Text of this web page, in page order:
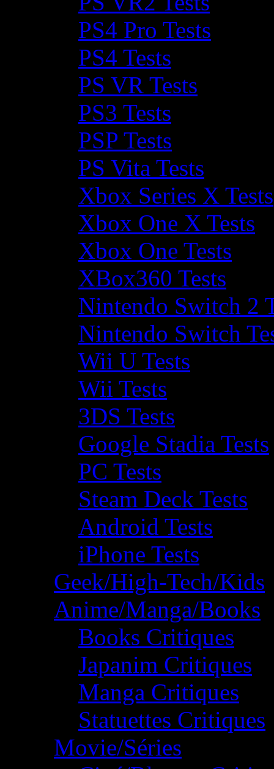
PS4 Pro Tests
PS4 Tests
PS VR Tests
PS3 Tests
PSP Tests
PS Vita Tests
Xbox Series X Tests
Xbox One X Tests
Xbox One Tests
XBox360 Tests
Nintendo Switch 2
Nintendo Switch
Wii U Tests
Wii Tests
3DS Tests
Google Stadia Tests
PC Tests
Steam Deck Tests
Android Tests
iPhone Tests
Geek/High-Tech/Kids
Anime/Manga/Books
Books Critiques
Japanim Critiques
Manga Critiques
Statuettes Critiques
Movie/Séries